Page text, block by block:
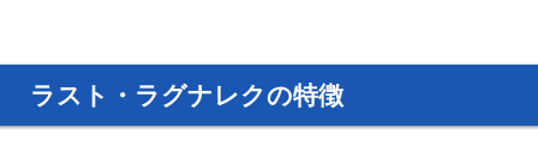
ラスト・ラグナレクの特徴